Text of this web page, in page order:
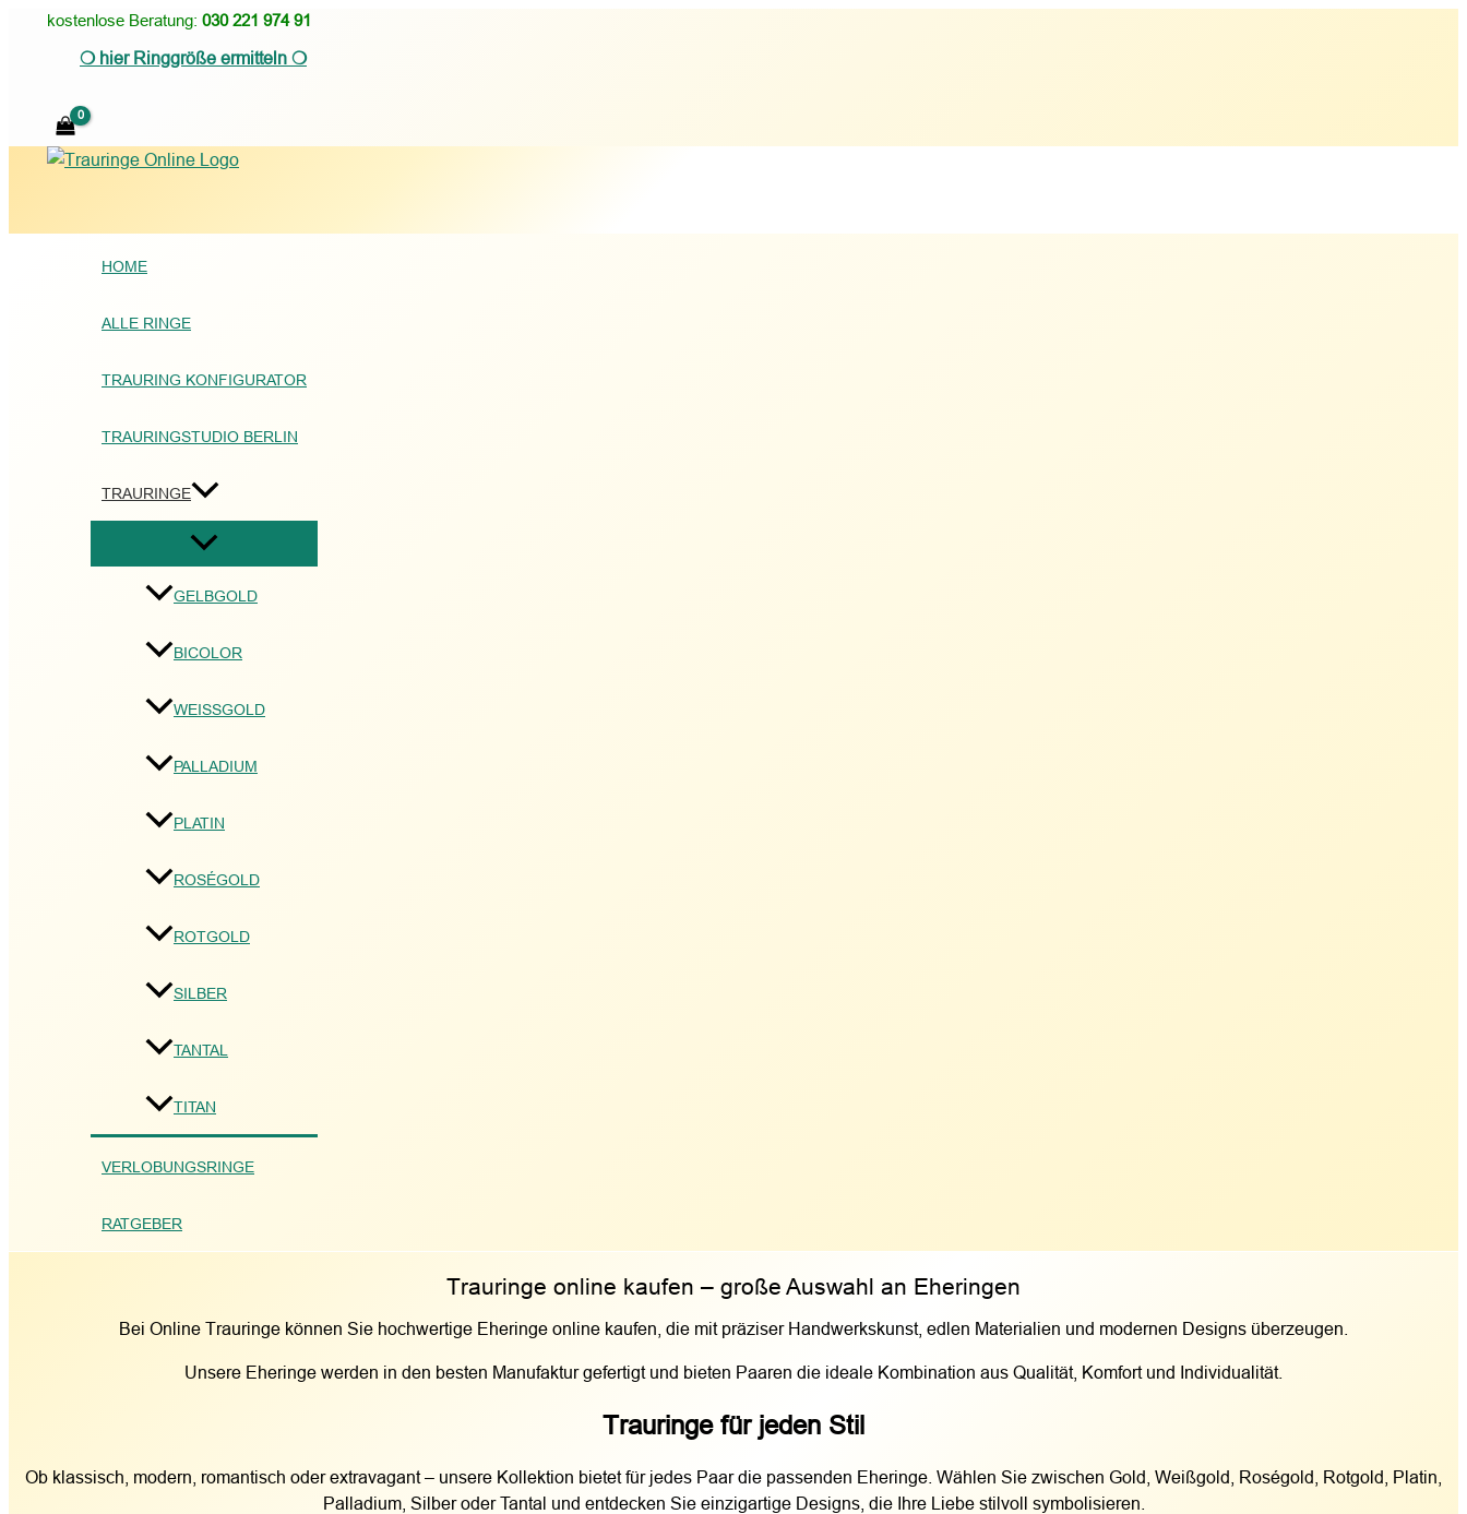
kostenlose Beratung: 030 221 974 91
❍ hier Ringgröße ermitteln ❍
HOME
ALLE RINGE
TRAURING KONFIGURATOR
TRAURINGSTUDIO BERLIN
TRAURINGE
GELBGOLD
BICOLOR
WEISSGOLD
PALLADIUM
PLATIN
ROSÉGOLD
ROTGOLD
SILBER
TANTAL
TITAN
VERLOBUNGSRINGE
RATGEBER
Trauringe online kaufen – große Auswahl an Eheringen
Bei Online Trauringe können Sie hochwertige Eheringe online kaufen, die mit präziser Handwerkskunst, edlen Materialien und modernen Designs überzeugen.
Unsere Eheringe werden in den besten Manufaktur gefertigt und bieten Paaren die ideale Kombination aus Qualität, Komfort und Individualität.
Trauringe für jeden Stil
Ob klassisch, modern, romantisch oder extravagant – unsere Kollektion bietet für jedes Paar die passenden Eheringe. Wählen Sie zwischen Gold, Weißgold, Roségold, Rotgold, Platin,
Palladium, Silber oder Tantal und entdecken Sie einzigartige Designs, die Ihre Liebe stilvoll symbolisieren.